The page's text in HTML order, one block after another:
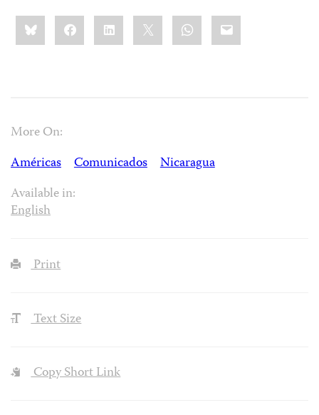
Share
this:BlueskyFacebookLinkedIn WhatsApp
Email
More On:
Américas
Comunicados
Nicaragua
Available in:
English
Print
Text Size
Copy Short Link